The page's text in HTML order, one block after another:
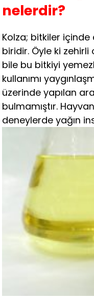
nelerdir?
Kolza; bitkiler
biridir. Öyle ki
bile bu bitkiyi
kullanımı
üzerinde yapılan
bulmamıştır.
deneylerde yağın